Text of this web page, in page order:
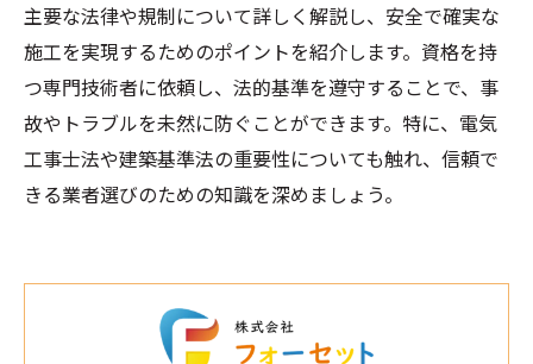
主要な法律や規制について詳しく解説し、安全で確実な
施工を実現するためのポイントを紹介します。資格を持
つ専門技術者に依頼し、法的基準を遵守することで、事
故やトラブルを未然に防ぐことができます。特に、電気
工事士法や建築基準法の重要性についても触れ、信頼で
きる業者選びのための知識を深めましょう。